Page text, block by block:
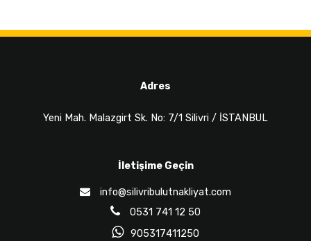
Adres
Yeni Mah. Malazgirt Sk. No: 7/1 Silivri / İSTANBUL
İletişime Geçin
info@silivribulutnakliyat.com
0531 741 12 50
905317411250